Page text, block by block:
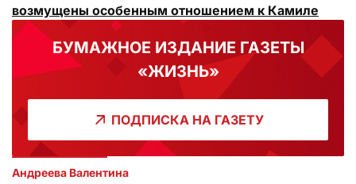
возмущены особенным отношением к Камиле
БУМАЖНОЕ ИЗДАНИЕ ГАЗЕТЫ
«ЖИЗНЬ»
ПОДПИСКА НА ГАЗЕТУ
Андреева Валентина